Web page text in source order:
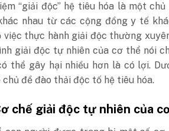
“giải độc” hệ tiêu hóa là một
nhau từ các cộng đồng y tế
việc thực hành giải độc thường
giải độc tự nhiên của cơ thể nói
thể gây hại nhiều hơn là có lợi.
chủ đề đào thải độc tố hệ tiêu hóa.
chế giải độc tự nhiên của